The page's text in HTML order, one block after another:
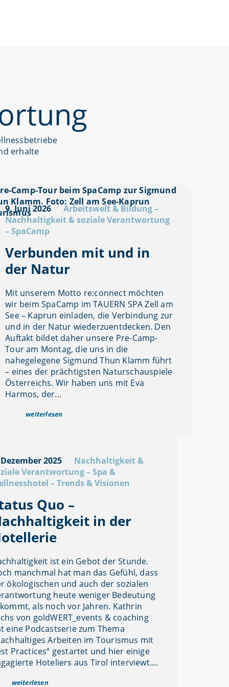
erhalte
9. Juni 2026 Arbeitswelt & Bildung–
Nachhaltigkeit & soziale Verantwortung
–SpaCamp
Verbunden mit und in
der Natur
Mit unserem Motto re:connect möchten
wir beim SpaCamp im TAUERN SPA Zell am
See – Kaprun einladen, die Verbindung zur
und in der Natur wiederzuentdecken. Den
Auftakt bildet daher unsere Pre-Camp-
Tour am Montag, die uns in die
nahegelegene Sigmund Thun Klamm führt
– eines der prächtigsten Naturschauspiele
Österreichs. Wir haben uns mit Eva
Harmos, der...
weiterlesen
2025
Nachhaltigkeit &
Verantwortung–Spa &
–Trends & Visionen
Quo –
in der
ist ein Gebot der Stunde.
manchmal hat man das Gefühl, dass
ökologischen und auch der sozialen
heute weniger Bedeutung
als noch vor Jahren. Kathrin
von goldWERT_events & coaching
eine Podcastserie zum Thema
Arbeiten im Tourismus mit
Practices“ gestartet und hier einige
Hoteliers aus Tirol interviewt....
weiterlesen